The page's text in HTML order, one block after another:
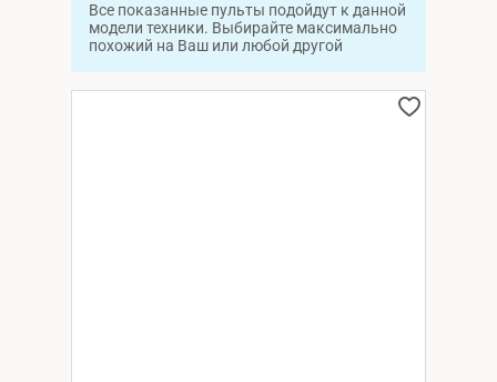
Все показанные пульты подойдут к данной
модели техники. Выбирайте максимально
похожий на Ваш или любой другой